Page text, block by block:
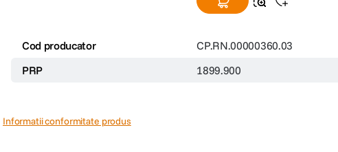
Cod producator CP.RN.00000360.03
PRP
1899.900
Informatii conformitate produs